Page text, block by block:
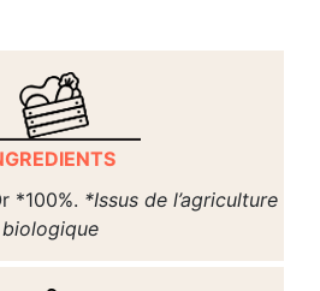
*100%. *Issus de l’agriculture
biologique